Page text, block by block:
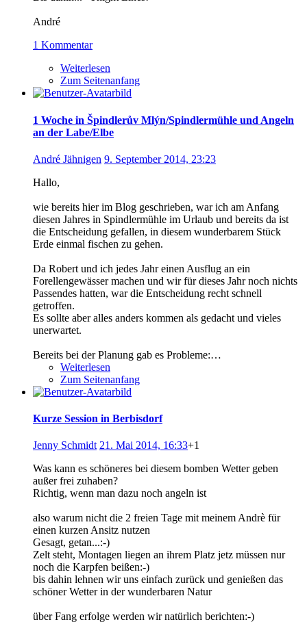
André
1 Kommentar
Weiterlesen
Zum Seitenanfang
1 Woche in Špindlerův Mlýn/Spindlermühle und Angeln
an der Labe/Elbe
André Jähnigen 9. September 2014, 23:23
Hallo,
wie bereits hier im Blog geschrieben, war ich am Anfang
diesen Jahres in Spindlermühle im Urlaub und bereits da ist
die Entscheidung gefallen, in diesem wunderbarem Stück
Erde einmal fischen zu gehen.
Da Robert und ich jedes Jahr einen Ausflug an ein
Forellengewässer machen und wir für dieses Jahr noch nichts
Passendes hatten, war die Entscheidung recht schnell
getroffen.
Es sollte aber alles anders kommen als gedacht und vieles
unerwartet.
Bereits bei der Planung gab es Probleme:…
Weiterlesen
Zum Seitenanfang
Kurze Session in Berbisdorf
Jenny Schmidt 21. Mai 2014, 16:33+1
Was kann es schöneres bei diesem bomben Wetter geben
außer frei zuhaben?
Richtig, wenn man dazu noch angeln ist
also warum nicht die 2 freien Tage mit meinem Andrè für
einen kurzen Ansitz nutzen
Gesagt, getan...:-)
Zelt steht, Montagen liegen an ihrem Platz jetz müssen nur
noch die Karpfen beißen:-)
bis dahin lehnen wir uns einfach zurück und genießen das
schöner Wetter in der wunderbaren Natur
über Fang erfolge werden wir natürlich berichten:-)